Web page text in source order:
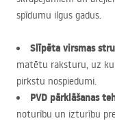
spīdumu ilgus gadus.
Slīpēta virsmas
matētu raksturu, uz
pirkstu nospiedumi.
PVD pārklāšanas
noturību un izturību